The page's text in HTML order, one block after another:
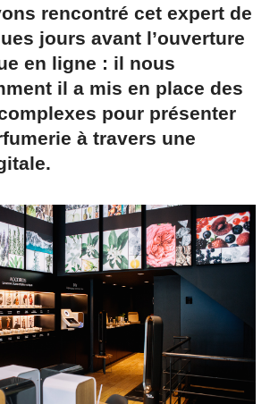
rencontré cet expert de
jours avant l’ouverture
en ligne : il nous
il a mis en place des
pour présenter
à travers une